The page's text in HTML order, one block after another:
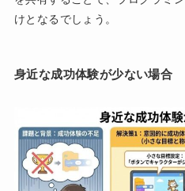
けとなるでしょう。
身近な成功体験が少ない場合